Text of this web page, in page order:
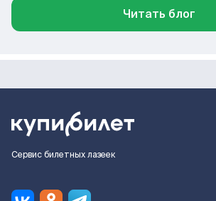
Читать блог
Сервис билетных лазеек